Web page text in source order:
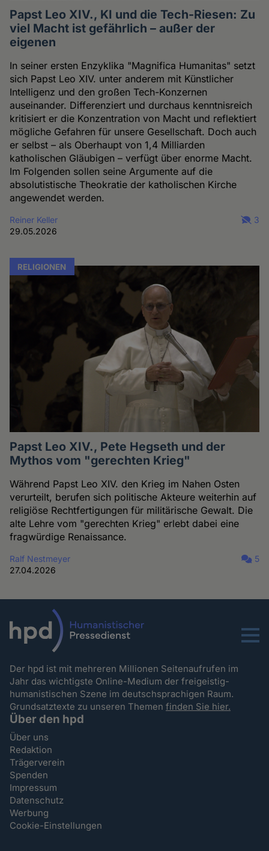
Papst Leo XIV., KI und die Tech-Riesen: Zu
viel Macht ist gefährlich – außer der
eigenen
In seiner ersten Enzyklika "Magnifica Humanitas" setzt
sich Papst Leo XIV. unter anderem mit Künstlicher
Intelligenz und den großen Tech-Konzernen
auseinander. Differenziert und durchaus kenntnisreich
kritisiert er die Konzentration von Macht und reflektiert
mögliche Gefahren für unsere Gesellschaft. Doch auch
er selbst – als Oberhaupt von 1,4 Milliarden
katholischen Gläubigen – verfügt über enorme Macht.
Im Folgenden sollen seine Argumente auf die
absolutistische Theokratie der katholischen Kirche
angewendet werden.
Reiner Keller
29.05.2026
3
RELIGIONEN
Papst Leo XIV., Pete Hegseth und der
Mythos vom "gerechten Krieg"
Während Papst Leo XIV. den Krieg im Nahen Osten
verurteilt, berufen sich politische Akteure weiterhin auf
religiöse Rechtfertigungen für militärische Gewalt. Die
alte Lehre vom "gerechten Krieg" erlebt dabei eine
fragwürdige Renaissance.
Ralf Nestmeyer
27.04.2026
5
Menu
Der hpd ist mit mehreren Millionen Seitenaufrufen im
Jahr das wichtigste Online-Medium der freigeistig-
humanistischen Szene im deutschsprachigen Raum.
Grundsatztexte zu unseren Themenfinden Sie hier.
Über den hpd
Über uns
Redaktion
Trägerverein
Spenden
Impressum
Datenschutz
Werbung
Cookie-Einstellungen